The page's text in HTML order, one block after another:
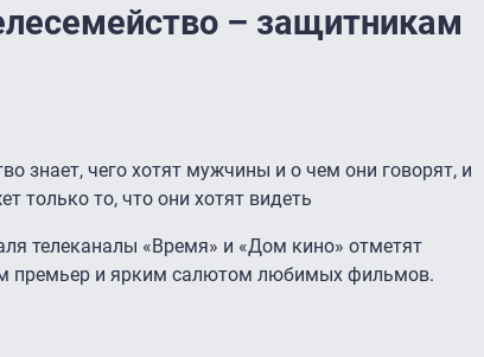
– защитникам
знает, чего хотят мужчины и о чем они говорят, и
только то, что они хотят видеть
телеканалы «Время» и «Дом кино» отметят
премьер и ярким салютом любимых фильмов.